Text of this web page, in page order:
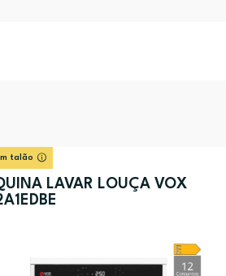
talão
LAVAR LOUÇA VOX